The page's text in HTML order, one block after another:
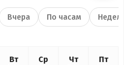
Вчера По часам
Вт Ср Чт Пт